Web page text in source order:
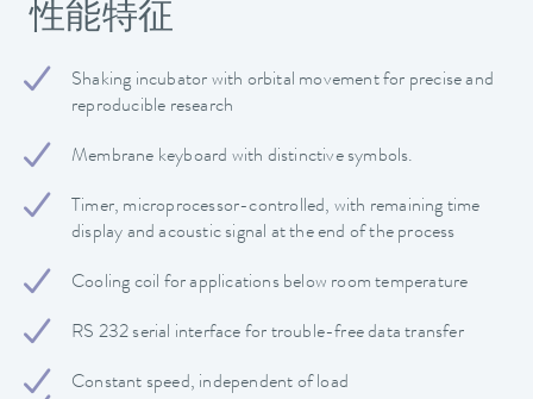
性能特征
Shaking incubator with orbital movement for precise and
reproducible research
Membrane keyboard with distinctive symbols.
Timer, microprocessor-controlled, with remaining time
display and acoustic signal at the end of the process
Cooling coil for applications below room temperature
RS 232 serial interface for trouble-free data transfer
Constant speed, independent of load